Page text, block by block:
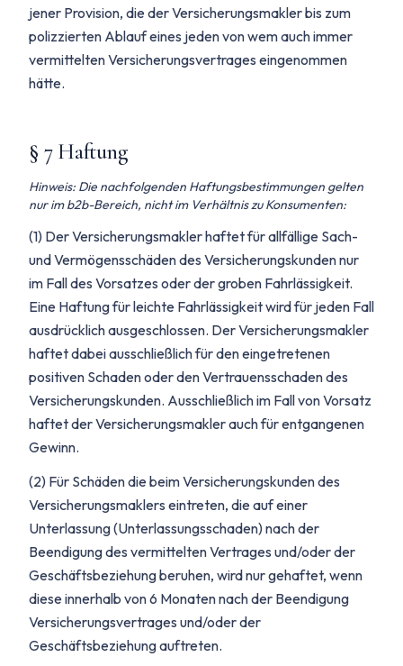
jener Provision, die der Versicherungsmakler bis zum
polizzierten Ablauf eines jeden von wem auch immer
vermittelten Versicherungsvertrages eingenommen
hätte.
§ 7 Haftung
Hinweis: Die nachfolgenden Haftungsbestimmungen gelten
nur im b2b-Bereich, nicht im Verhältnis zu Konsumenten:
(1) Der Versicherungsmakler haftet für allfällige Sach-
und Vermögensschäden des Versicherungskunden nur
im Fall des Vorsatzes oder der groben Fahrlässigkeit.
Eine Haftung für leichte Fahrlässigkeit wird für jeden Fall
ausdrücklich ausgeschlossen. Der Versicherungsmakler
haftet dabei ausschließlich für den eingetretenen
positiven Schaden oder den Vertrauensschaden des
Versicherungskunden. Ausschließlich im Fall von Vorsatz
haftet der Versicherungsmakler auch für entgangenen
Gewinn.
(2) Für Schäden die beim Versicherungskunden des
Versicherungsmaklers eintreten, die auf einer
Unterlassung (Unterlassungsschaden) nach der
Beendigung des vermittelten Vertrages und/oder der
Geschäftsbeziehung beruhen, wird nur gehaftet, wenn
diese innerhalb von 6 Monaten nach der Beendigung
Versicherungsvertrages und/oder der
Geschäftsbeziehung auftreten.